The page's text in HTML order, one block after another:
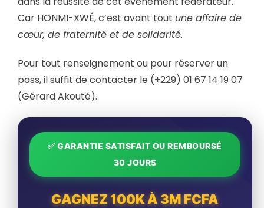
Car HONMI-XWÉ, c’est avant tout une affaire de
cœur, de fraternité et de solidarité.
Pour tout renseignement ou pour réserver un
pass, il suffit de contacter le (+229) 01 67 14 19 07
(Gérard Akouté).
✅ GARANTIE SATISFAIT OU REMBOURSÉ
30 JOURS
GAGNEZ 100K À 3M FCFA